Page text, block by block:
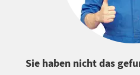
Sie haben nicht das